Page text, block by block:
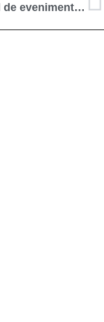
Jurnal de eveniment – Masterclass Internațional de Cânt Bizantin, ediția a XI-a, 16-20 iulie 2018 – ziua a doua